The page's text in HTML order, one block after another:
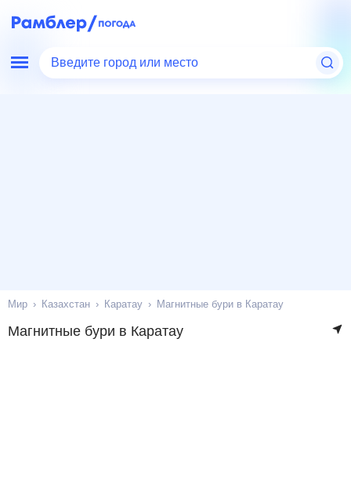
Введите город или место
Мир Казахстан Каратау Магнитные бури в Каратау
Магнитные бури в Каратау